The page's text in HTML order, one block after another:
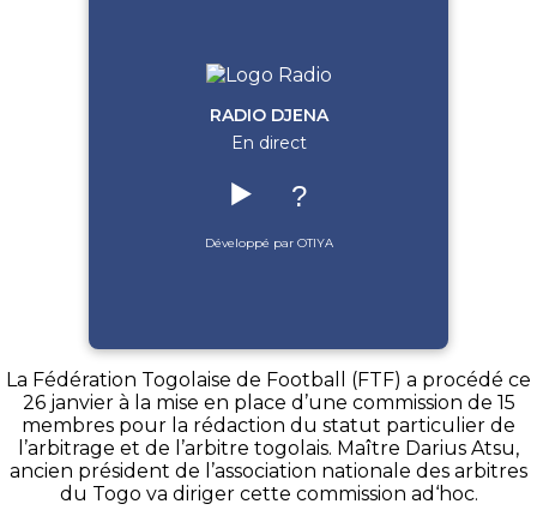
RADIO DJENA
En direct
▶️ ?
Développé par OTIYA
La Fédération Togolaise de Football (FTF) a procédé ce
26 janvier à la mise en place d’une commission de 15
membres pour la rédaction du statut particulier de
l’arbitrage et de l’arbitre togolais. Maître Darius Atsu,
ancien président de l’association nationale des arbitres
du Togo va diriger cette commission ad‘hoc.